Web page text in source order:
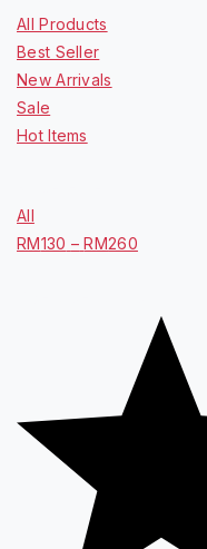
All Products
Best Seller
New Arrivals
Sale
Hot Items
All
RM130 – RM260